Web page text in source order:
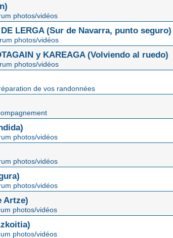
photos/vidéos
LERGA (Sur de Navarra, punto seguro)
photos/vidéos
y KAREAGA (Volviendo al ruedo)
photos/vidéos
de vos randonnées
photos/vidéos
photos/vidéos
photos/vidéos
Artze)
photos/vidéos
photos/vidéos